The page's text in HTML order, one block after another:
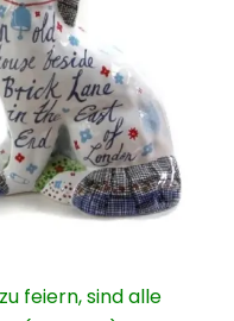
feiern, sind alle